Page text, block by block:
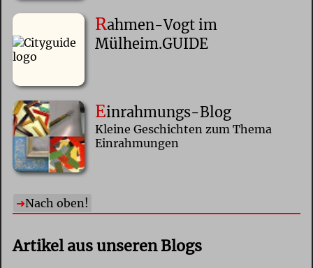
Rahmen-Vogt im
Mülheim.GUIDE
Einrahmungs-Blog
Kleine Geschichten zum Thema
Einrahmungen
Nach oben!
Artikel aus unseren Blogs